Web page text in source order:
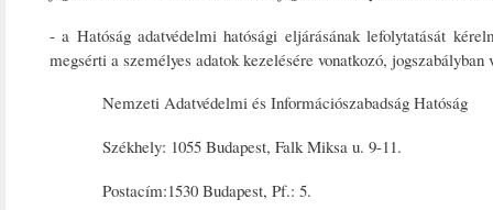
- a Hatóság adatvédelmi hatósági eljárásának lefolytatását
megsérti a személyes adatok kezelésére vonatkozó,
Nemzeti Adatvédelmi és Információszabadság Hatóság
Székhely: 1055 Budapest, Falk Miksa u. 9-11.
Postacím:1530 Budapest, Pf.: 5.